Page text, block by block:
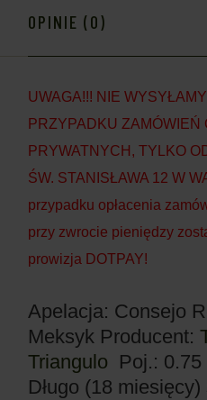
OPINIE (0)
UWAGA!!! NIE
PRZYPADKU ZAMÓWIEŃ
PRYWATNYCH, TYLKO
ŚW. STANISŁAWA 12 W
przypadku opłacenia
przy zwrocie pieniędzy
prowizja DOTPAY!
Apelacja: Consejo
Meksyk Producent:
Triangulo Poj.: 0.75
Długo (18